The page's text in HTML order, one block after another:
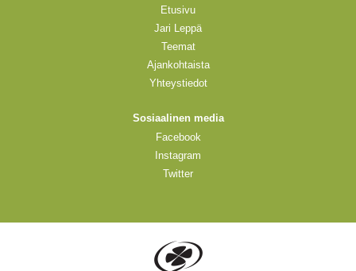
Etusivu
Jari Leppä
Teemat
Ajankohtaista
Yhteystiedot
Sosiaalinen media
Facebook
Instagram
Twitter